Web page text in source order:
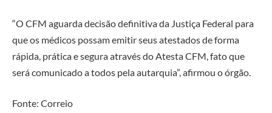
“O CFM aguarda decisão definitiva da Justiça Federal para
que os médicos possam emitir seus atestados de forma
rápida, prática e segura através do Atesta CFM, fato que
será comunicado a todos pela autarquia”, afirmou o órgão.
Fonte: Correio